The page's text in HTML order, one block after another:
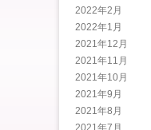
2022年2月
2022年1月
2021年12月
2021年11月
2021年10月
2021年9月
2021年8月
2021年7月